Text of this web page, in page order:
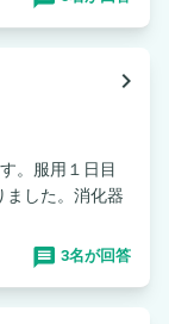
navigate_next
。服用１日目
ました。消化器
3名が回答